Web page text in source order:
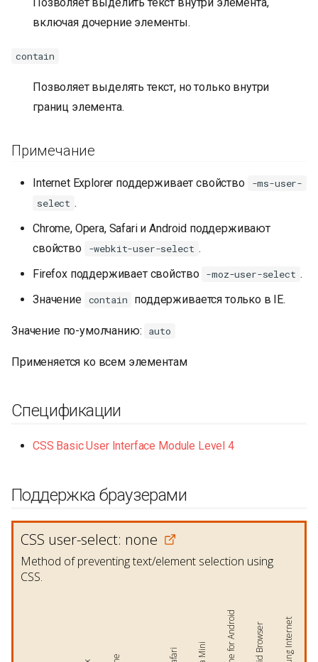
включая дочерние элементы.
contain
Позволяет выделять текст, но только внутри
границ элемента.
Примечание
Internet Explorer поддерживает свойство
-ms-user-
select .
Chrome, Opera, Safari и Android поддерживают
свойство
-webkit-user-select .
Firefox поддерживает свойство -moz-user-select .
Значение contain поддерживается только в IE.
Значение по-умолчанию: auto
Применяется ко всем элементам
Спецификации
CSS Basic User Interface Module Level 4
Поддержка браузерами